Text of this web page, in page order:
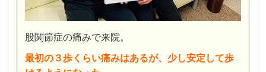
股関節症の痛みで来院。
最初の３歩くらい痛みはあるが、少し安定して歩